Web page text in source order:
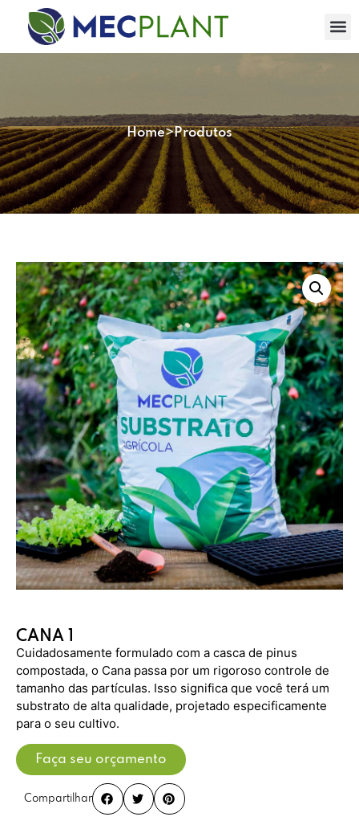
Home>Produtos
CANA 1
Cuidadosamente formulado com a casca de pinus
compostada, o Cana passa por um rigoroso controle de
tamanho das partículas. Isso significa que você terá um
substrato de alta qualidade, projetado especificamente
para o seu cultivo.
Faça seu orçamento
Compartilhar